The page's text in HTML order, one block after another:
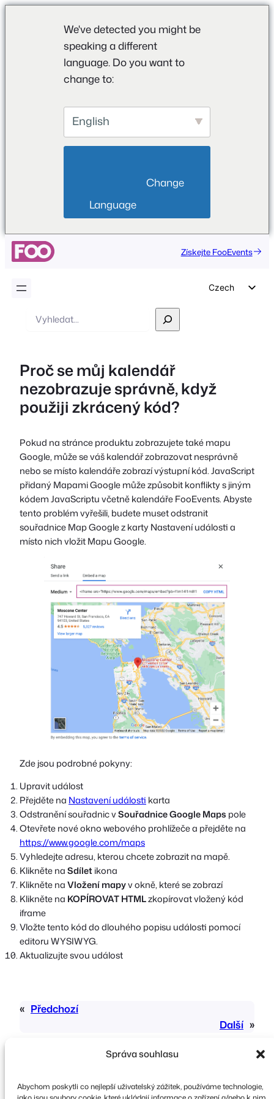
Správa souhlasu
Abychom poskytli co nejlepší uživatelský zážitek, používáme technologie,
We've detected you might be
speaking a different
language. Do you want to
change to:
English
Language
Získejte FooEvents
Czech
Italian
Polish
Greek
Vyhledávání
Proč se můj kalendář
nezobrazuje správně, když
použiji zkrácený kód?
Pokud na stránce produktu zobrazujete také mapu
Google, může se váš kalendář zobrazovat nesprávně
nebo se místo kalendáře zobrazí výstupní kód. JavaScript
přidaný Mapami Google může způsobit konflikty s jiným
kódem JavaScriptu včetně kalendáře FooEvents. Abyste
tento problém vyřešili, budete muset odstranit
souřadnice Map Google z karty Nastavení události a
místo nich vložit Mapu Google.
Zde jsou podrobné pokyny:
Upravit událost
Přejděte na Nastavení události karta
Odstranění souřadnic vSouřadnice Google Maps pole
Otevřete nové okno webového prohlížeče a přejděte na
https://www.google.com/maps
Vyhledejte adresu, kterou chcete zobrazit na mapě.
Klikněte naSdíletikona
Klikněte naVložení mapyv okně, které se zobrazí
Klikněte na KOPÍROVAT HTMLzkopírovat vložený kód
iframe
Vložte tento kód do dlouhého popisu události pomocí
editoru WYSIWYG.
Aktualizujte svou událost
« Předchozí
Další »